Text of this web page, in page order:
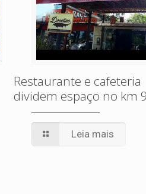
Restaurante e cafeteria
dividem espaço no km 9
Leia mais